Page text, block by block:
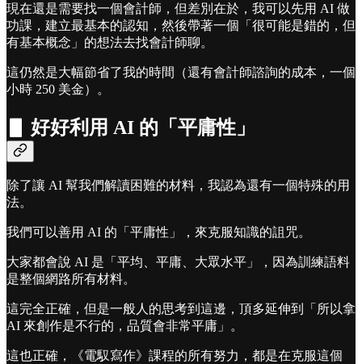
現在還是需要找一個會計師，但差別在於，我可以先用 AI 做
功課，建立最基本的認知，然後帶著一個「很可能是錯的，但
有基本概念」的想法去找會計師聊。
這仍然是大幅節省了我的時間（還有會計師諮詢的成本，一個
小時 250 美金）。
▋ 好好利用 AI 的「平庸性」
除了讓 AI 幫我們解讀困難的材料，我認為還有一個特殊的用
法。
我們可以善用 AI 的「平庸性」，來克服知識的詛咒。
大家都會說 AI 是「平均、平庸、大眾水平」，因為訓練語料
是整個網路所有材料。
這完全正確，但是一般人的思考到這邊，頂多延伸到「所以拿
AI 來創作是不行的，品質會非常平庸」。
這也正確，《電馭寫作》課程的所有努力，都是在克服這個